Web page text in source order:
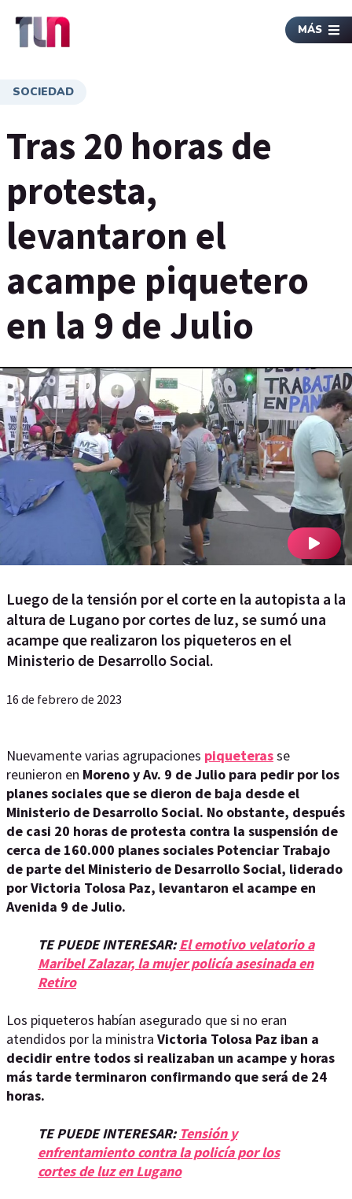
MÁS
SOCIEDAD
Tras 20 horas de
protesta,
levantaron el
acampe piquetero
en la 9 de Julio
Luego de la tensión por el corte en la autopista a la
altura de Lugano por cortes de luz, se sumó una
acampe que realizaron los piqueteros en el
Ministerio de Desarrollo Social.
16 de febrero de 2023
Nuevamente varias agrupaciones piqueterasse
reunieron en Moreno y Av. 9 de Julio para pedir por los
planes sociales que se dieron de baja desde el
Ministerio de Desarrollo Social. No obstante, después
de casi 20 horas de protesta contra la suspensión de
cerca de 160.000 planes sociales Potenciar Trabajo
de parte del Ministerio de Desarrollo Social, liderado
por Victoria Tolosa Paz, levantaron el acampe en
Avenida 9 de Julio.
TE PUEDE INTERESAR:El emotivo velatorio a
Maribel Zalazar, la mujer policía asesinada en
Retiro
Los piqueteros habían asegurado que si no eran
atendidos por la ministra Victoria Tolosa Paz iban a
decidir entre todos si realizaban un acampe y horas
más tarde terminaron confirmando que será de 24
horas.
TE PUEDE INTERESAR: Tensión y
enfrentamiento contra la policía por los
cortes de luz en Lugano